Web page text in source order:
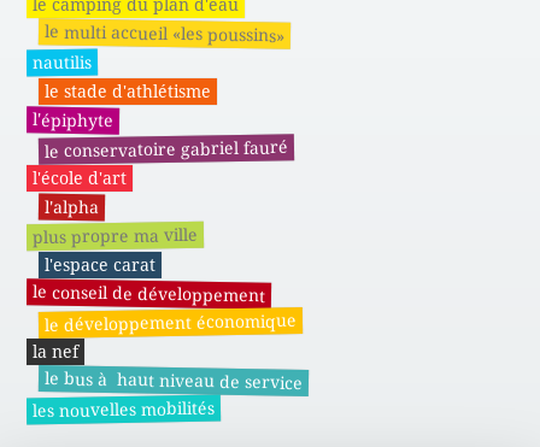
le camping du plan d'eau
le multi accueil «les poussins»
nautilis
le stade d'athlétisme
l'épiphyte
le conservatoire gabriel fauré
l'école d'art
l'alpha
plus propre ma ville
l'espace carat
le conseil de développement
le développement économique
la nef
le bus à haut niveau de service
les nouvelles mobilités